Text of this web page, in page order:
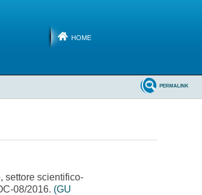
HOME
PERMALINK
settore scientifico-
08/2016. (GU